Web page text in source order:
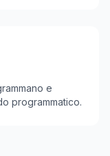
e
programmatico.